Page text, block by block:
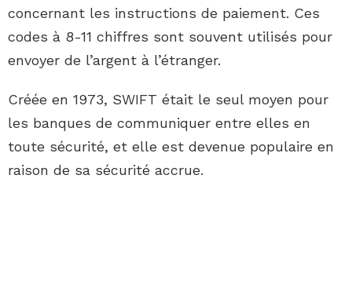
concernant les instructions de paiement. Ces
codes à 8-11 chiffres sont souvent utilisés pour
envoyer de l’argent à l’étranger.
Créée en 1973, SWIFT était le seul moyen pour
les banques de communiquer entre elles en
toute sécurité, et elle est devenue populaire en
raison de sa sécurité accrue.